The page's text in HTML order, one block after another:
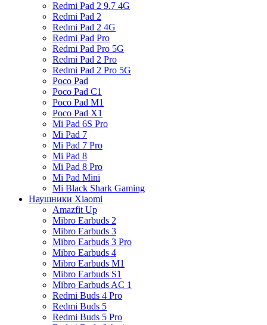
Redmi Pad 2 9.7 4G
Redmi Pad 2
Redmi Pad 2 4G
Redmi Pad Pro
Redmi Pad Pro 5G
Redmi Pad 2 Pro
Redmi Pad 2 Pro 5G
Poco Pad
Poco Pad C1
Poco Pad M1
Poco Pad X1
Mi Pad 6S Pro
Mi Pad 7
Mi Pad 7 Pro
Mi Pad 8
Mi Pad 8 Pro
Mi Pad Mini
Mi Black Shark Gaming
Наушники Xiaomi
Amazfit Up
Mibro Earbuds 2
Mibro Earbuds 3
Mibro Earbuds 3 Pro
Mibro Earbuds 4
Mibro Earbuds M1
Mibro Earbuds S1
Mibro Earbuds AC 1
Redmi Buds 4 Pro
Redmi Buds 5
Redmi Buds 5 Pro